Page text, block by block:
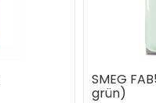
SMEG
grün)